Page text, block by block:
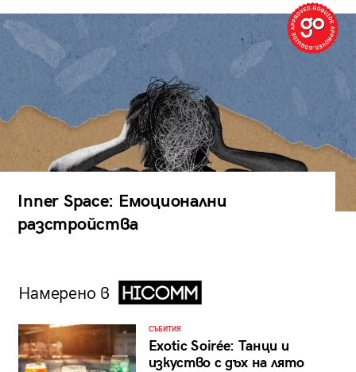
Inner Space: Емоционални
разстройства
Намерено в
СЪБИТИЯ
Exotic Soirée: Танци и
изкуство с дъх на лято